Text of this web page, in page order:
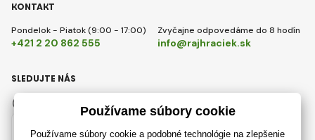
KONTAKT
Pondelok - Piatok (9:00 - 17:00)
+421 2 20 862 555
Zvyčajne odpovedáme do 8 hodín
info@rajhraciek.sk
Slovensky
SLEDUJTE NÁS
Instagram